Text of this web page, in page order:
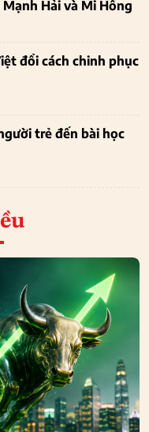
Mạnh Hải và Mi Hồng
đổi cách chinh phục
trẻ đến bài học